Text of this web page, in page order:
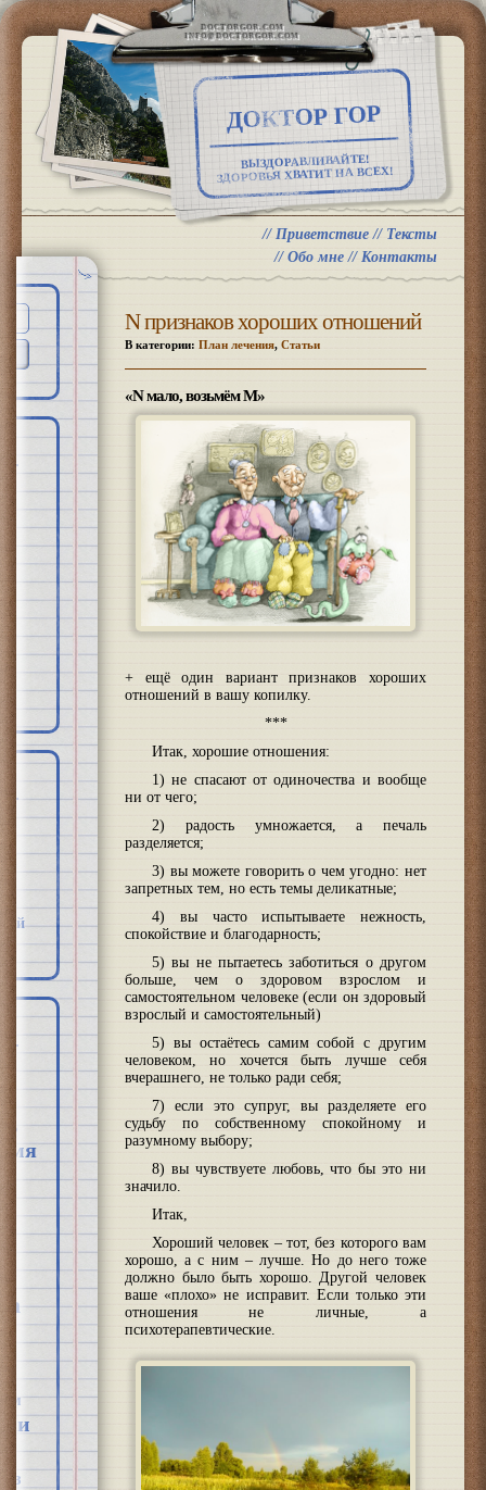
ДОКТОР ГОР
ВЫЗДОРАВЛИВАЙТЕ!
ЗДОРОВЬЯ ХВАТИТ НА ВСЕХ!
DOCTORGOR.COM
INFO@DOCTORGOR.COM
// Приветствие // Тексты
// Обо мне // Контакты
N признаков хороших отношений
В категории: План лечения, Статьи
«N мало, возьмём M»
+ ещё один вариант признаков хороших
отношений в вашу копилку.
***
Итак, хорошие отношения:
1) не спасают от одиночества и вообще
ни от чего;
2) радость умножается, а печаль
разделяется;
3) вы можете говорить о чем угодно: нет
запретных тем, но есть темы деликатные;
4) вы часто испытываете нежность,
спокойствие и благодарность;
5) вы не пытаетесь заботиться о другом
больше, чем о здоровом взрослом и
самостоятельном человеке (если он здоровый
взрослый и самостоятельный)
5) вы остаётесь самим собой с другим
человеком, но хочется быть лучше себя
вчерашнего, не только ради себя;
7) если это супруг, вы разделяете его
судьбу по собственному спокойному и
разумному выбору;
8) вы чувствуете любовь, что бы это ни
значило.
Итак,
Хороший человек – тот, без которого вам
хорошо, а с ним – лучше. Но до него тоже
должно было быть хорошо. Другой человек
ваше «плохо» не исправит. Если только эти
отношения не личные, а
психотерапевтические.